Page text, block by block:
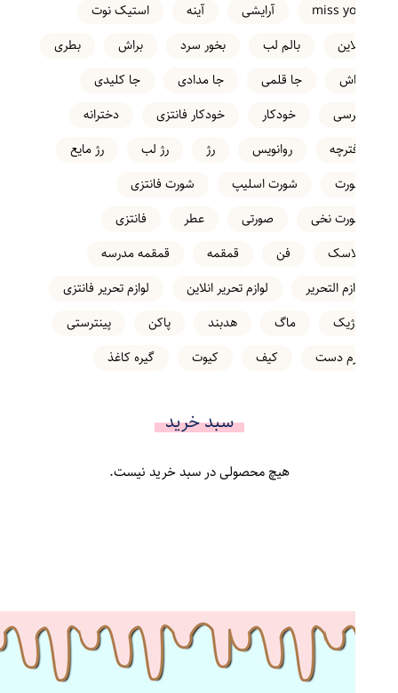
miss you آرایشی آینه
استیک نوت
انلاین
بالم لب بخور سرد براش
بطری
تراش
جا قلمی جا مدادی
جا کلیدی
خرسی
خودکار خودکار فانتزی
دخترانه
دفترچه
روانویس رژ رژ لب
رژ مایع
شورت
شورت اسلیپ
شورت فانتزی
شورت نخی
صورتی عطر
فانتزی
فلاسک
فن قمقمه
قمقمه مدرسه
لوازم التحریر
لوازم تحریر انلاین
لوازم تحریر فانتزی
ماژیک
ماگ هدبند پاکن
پینترستی
کرم دست
کیف کیوت گیره کاغذ
سبد خرید
هیچ محصولی در سبد خرید نیست.